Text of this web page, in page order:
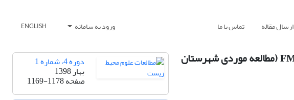
ارسال مقاله تماس با ما ورود به سامانه ENGLISH
ارزیابی ریسک ایمنی و محیط زیستی در فرایند تخلیه فرآورده های نفتی در پمپ بنزین به روش FMEA (مطالعه موردی شهرستان دوره 4، شماره 1
بهار 1398
صفحه1169-1178